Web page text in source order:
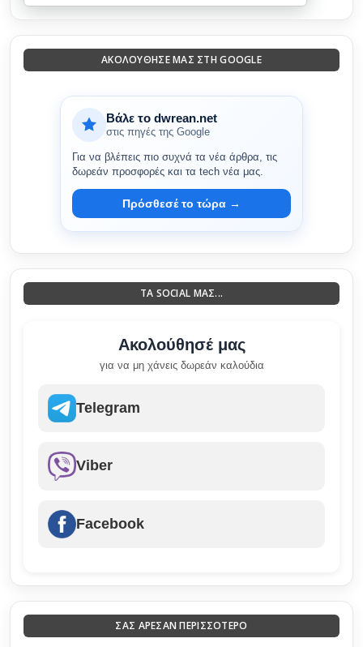
ΑΚΟΛΟΎΘΗΣΈ ΜΑΣ ΣΤΗ GOOGLE
Βάλε το dwrean.net
στις πηγές της Google
Για να βλέπεις πιο συχνά τα νέα άρθρα, τις
δωρεάν προσφορές και τα tech νέα μας.
Πρόσθεσέ το τώρα →
ΤΑ SOCIAL ΜΑΣ...
Ακολούθησέ μας
για να μη χάνεις δωρεάν καλούδια
Telegram
Viber
Facebook
ΣΑΣ ΑΡΕΣΑΝ ΠΕΡΙΣΣΟΤΕΡΟ